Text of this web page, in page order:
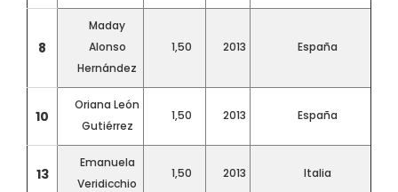
8
Maday
Alonso
Hernández
1,50 2013 España
10
Oriana León
Gutiérrez
1,50 2013 España
13
Emanuela
Veridicchio
1,50 2013 Italia